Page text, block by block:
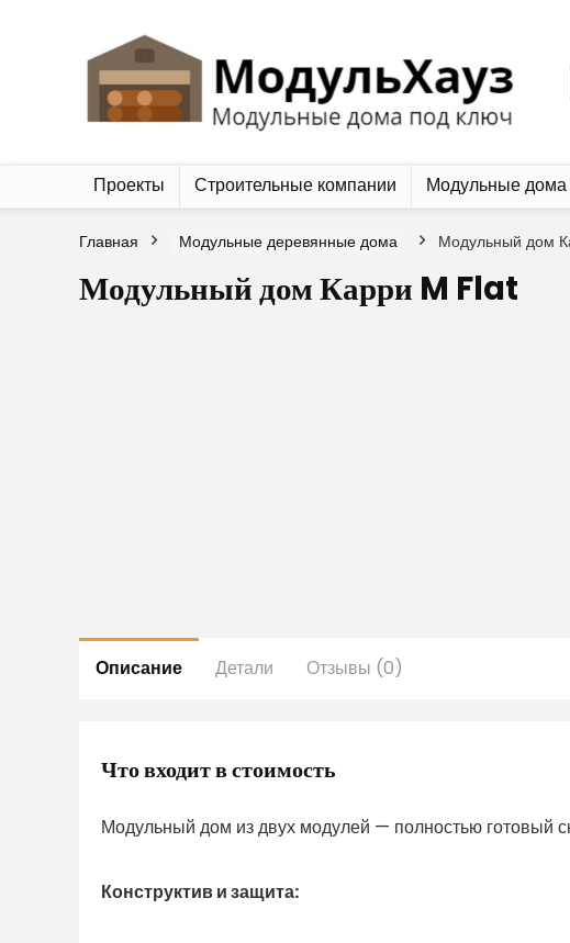
Проекты Строительные компании Модульные дома
Главная Модульные деревянные дома Модульный дом
Модульный дом Карри M Flat
Описание Детали Отзывы (0)
Что входит в стоимость
Модульный дом из двух модулей — полностью готовый
Конструктив и защита: